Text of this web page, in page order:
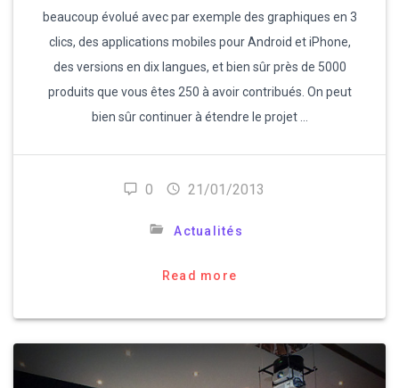
beaucoup évolué avec par exemple des graphiques en 3
clics, des applications mobiles pour Android et iPhone,
des versions en dix langues, et bien sûr près de 5000
produits que vous êtes 250 à avoir contribués. On peut
bien sûr continuer à étendre le projet …
0 21/01/2013
Actualités
Read more